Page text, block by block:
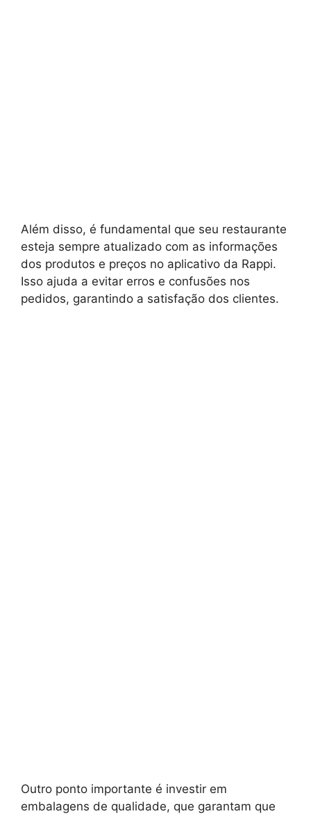
Além disso, é fundamental que seu restaurante
esteja sempre atualizado com as informações
dos produtos e preços no aplicativo da Rappi.
Isso ajuda a evitar erros e confusões nos
pedidos, garantindo a satisfação dos clientes.
Outro ponto importante é investir em
embalagens de qualidade, que garantam que